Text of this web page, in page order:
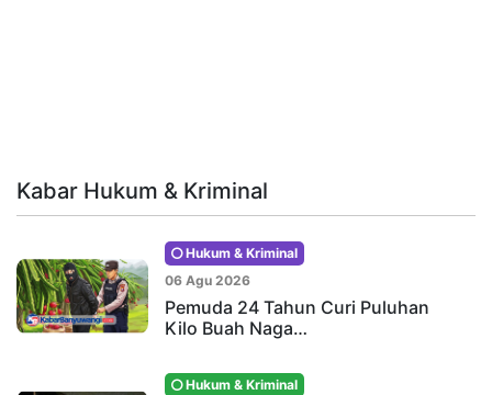
Kabar Hukum & Kriminal
Hukum & Kriminal
06 Agu 2026
Pemuda 24 Tahun Curi Puluhan
Kilo Buah Naga…
Hukum & Kriminal